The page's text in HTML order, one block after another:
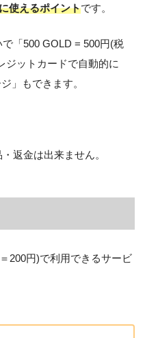
使えるポイントです。
「500 GOLD = 500円(税
ジットカードで自動的に
」もできます。
返金は出来ません。
200円)で利用できるサービ